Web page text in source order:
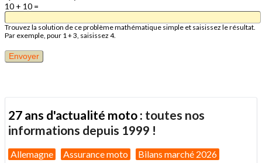
10 + 10 =
Trouvez la solution de ce problème mathématique simple et saisissez le résultat.
Par exemple, pour 1 + 3, saisissez 4.
27 ans d'actualité moto : toutes nos
informations depuis 1999 !
Allemagne Assurance moto Bilans marché 2026